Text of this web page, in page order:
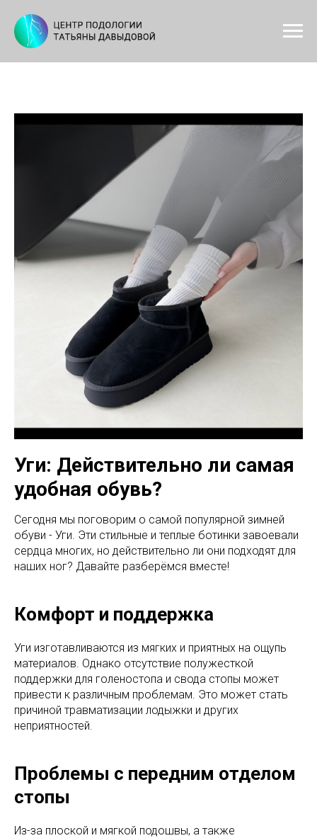
Уги: Действительно ли самая
удобная обувь?
Сегодня мы поговорим о самой популярной зимней
обуви - Уги. Эти стильные и теплые ботинки завоевали
сердца многих, но действительно ли они подходят для
наших ног? Давайте разберёмся вместе!
Комфорт и поддержка
Уги изготавливаются из мягких и приятных на ощупь
материалов. Однако отсутствие полужесткой
поддержки для голеностопа и свода стопы может
привести к различным проблемам. Это может стать
причиной травматизации лодыжки и других
неприятностей.
Проблемы с передним отделом
стопы
Из-за плоской и мягкой подошвы, а также